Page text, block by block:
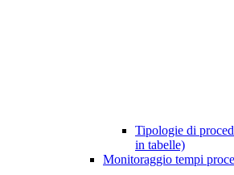
Tipologie di
in tabelle)
Monitoraggio tempi